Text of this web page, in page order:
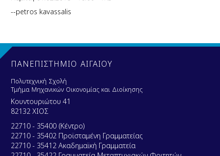
--petros kavassalis
ΠΑΝΕΠΙΣΤΗΜΙΟ ΑΙΓΑΙΟΥ
Πολυτεχνική Σχολή
Τμήμα Μηχανικών Οικονομίας και Διοίκησης
Κουντουριώτου 41
82132 ΧΙΟΣ
22710 - 35400 (Κέντρο)
22710 - 35402 Προϊσταμένη Γραμματείας
22710 - 35412 Ακαδημαϊκή Γραμματεία